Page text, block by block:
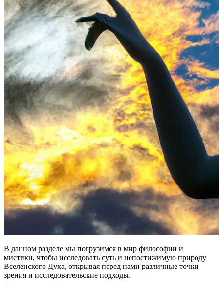
В данном разделе мы погрузимся в мир философии и
мистики, чтобы исследовать суть и непостижимую природу
Вселенского Духа, открывая перед нами различные точки
зрения и исследовательские подходы.